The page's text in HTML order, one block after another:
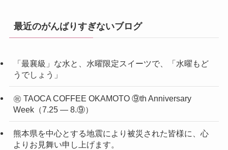
最近のがんばりすぎないブログ
「最襄級」な水と、水曜限定スイーツで、「水曜もど
うでしょう」
㊗ TAOCA COFFEE OKAMOTO ⑨th Anniversary
Week（7.25 ― 8.⑨）
熊本県を中心とする地震により被災された皆様に、心
よりお見舞い申し上げます。